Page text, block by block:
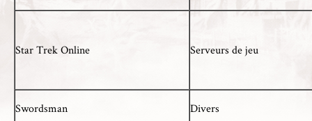
Star Trek Online Serveurs de jeu
Swordsman Divers